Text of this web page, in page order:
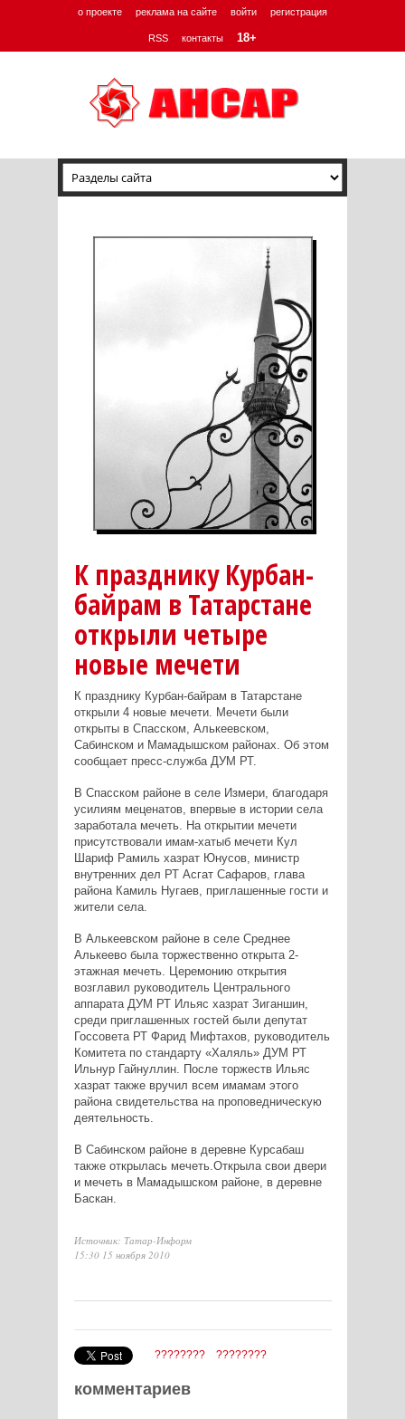
о проекте реклама на сайте войти регистрация
RSS контакты 18+
К празднику Курбан-
байрам в Татарстане
открыли четыре
новые мечети
К празднику Курбан-байрам в Татарстане
открыли 4 новые мечети. Мечети были
открыты в Спасском, Алькеевском,
Сабинском и Мамадышском районах. Об этом
сообщает пресс-служба ДУМ РТ.
В Спасском районе в селе Измери, благодаря
усилиям меценатов, впервые в истории села
заработала мечеть. На открытии мечети
присутствовали имам-хатыб мечети Кул
Шариф Рамиль хазрат Юнусов, министр
внутренних дел РТ Асгат Сафаров, глава
района Камиль Нугаев, приглашенные гости и
жители села.
В Алькеевском районе в селе Среднее
Алькеево была торжественно открыта 2-
этажная мечеть. Церемонию открытия
возглавил руководитель Центрального
аппарата ДУМ РТ Ильяс хазрат Зиганшин,
среди приглашенных гостей были депутат
Госсовета РТ Фарид Мифтахов, руководитель
Комитета по стандарту «Халяль» ДУМ РТ
Ильнур Гайнуллин. После торжеств Ильяс
хазрат также вручил всем имамам этого
района свидетельства на проповедническую
деятельность.
В Сабинском районе в деревне Курсабаш
также открылась мечеть.Открыла свои двери
и мечеть в Мамадышском районе, в деревне
Баскан.
Источник: Татар-Информ
15:30 15 ноября 2010
???????? ????????
комментариев